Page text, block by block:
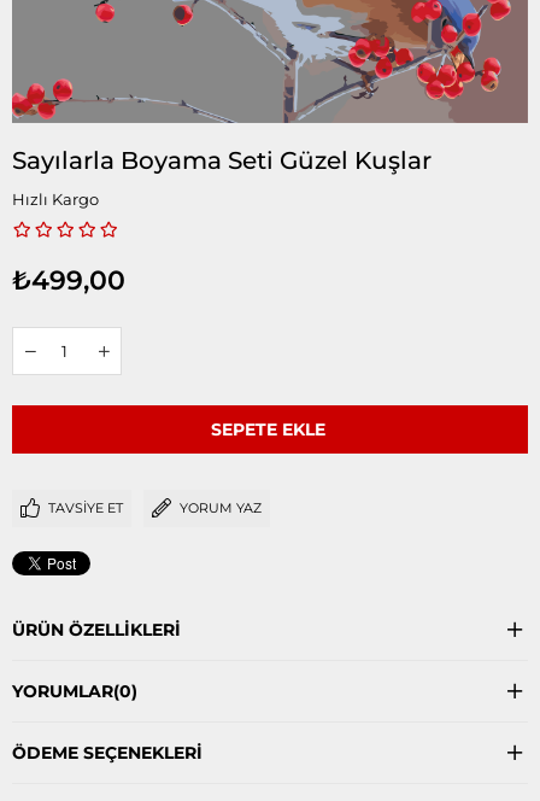
Sayılarla Boyama Seti Güzel Kuşlar
Hızlı Kargo
₺499,00
TAVSIYE ET YORUM YAZ
ÜRÜN ÖZELLIKLERI
YORUMLAR(0)
ÖDEME SEÇENEKLERI